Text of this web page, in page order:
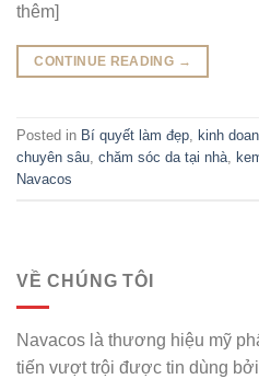
thêm]
CONTINUE READING →
Posted in Bí quyết làm đẹp, kinh
chuyên sâu, chăm sóc da tại nhà,
Navacos
VỀ CHÚNG TÔI
Navacos là thương hiệu mỹ
tiến vượt trội được tin dùng